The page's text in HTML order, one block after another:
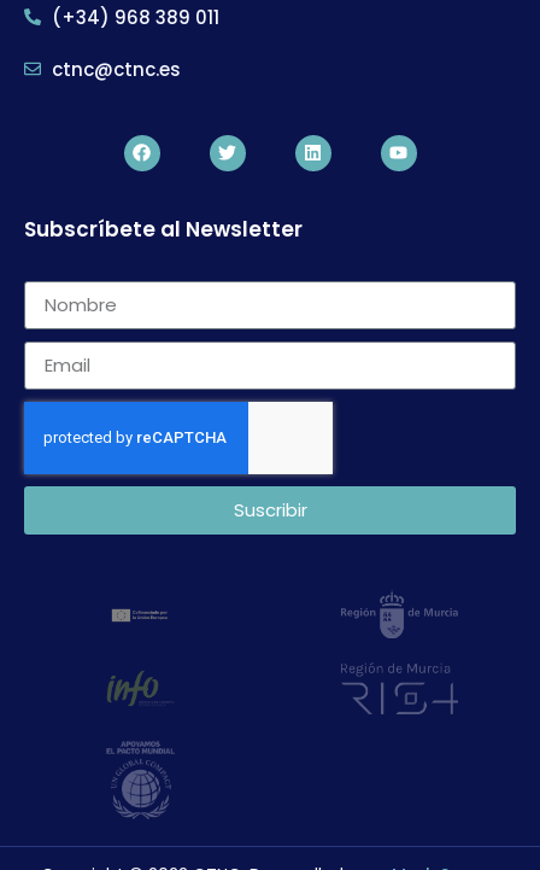
(+34) 968 389 011
ctnc@ctnc.es
Subscríbete al Newsletter
Suscribir